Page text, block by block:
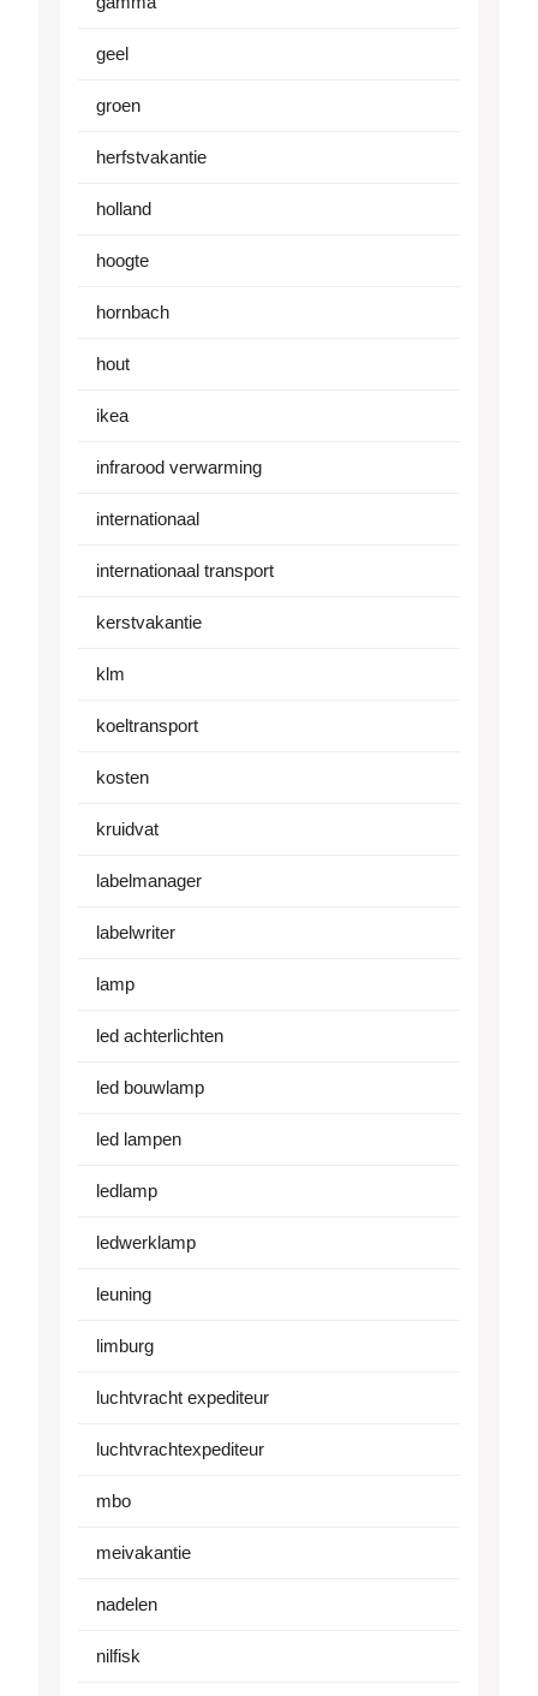
geel
groen
herfstvakantie
holland
hoogte
hornbach
hout
ikea
infrarood verwarming
internationaal
internationaal transport
kerstvakantie
klm
koeltransport
kosten
kruidvat
labelmanager
labelwriter
lamp
led achterlichten
led bouwlamp
led lampen
ledlamp
ledwerklamp
leuning
limburg
luchtvracht expediteur
luchtvrachtexpediteur
mbo
meivakantie
nadelen
nilfisk